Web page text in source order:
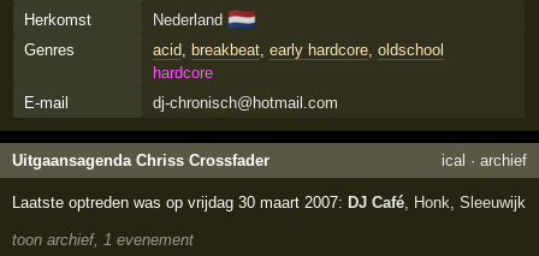
Herkomst
Nederland 🇳🇱
Genres acid breakbeat, early hardcore, oldschool
hardcore
E-mail
dj-chronisch@hotmail.com
Uitgaansagenda Chriss Crossfader ical · archief
Laatste optreden was op vrijdag 30 maart 2007:DJ Café Honk ,Sleeuwijk
toon archief, 1 evenement